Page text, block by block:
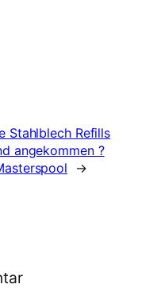
Stahlblech Refills
angekommen ?
→